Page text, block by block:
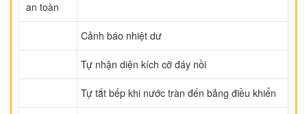
an toàn
Cảnh báo nhiệt dư
Tự nhận diện kích cỡ đáy nồi
Tự tắt bếp khi nước tràn đến bảng điều khiển